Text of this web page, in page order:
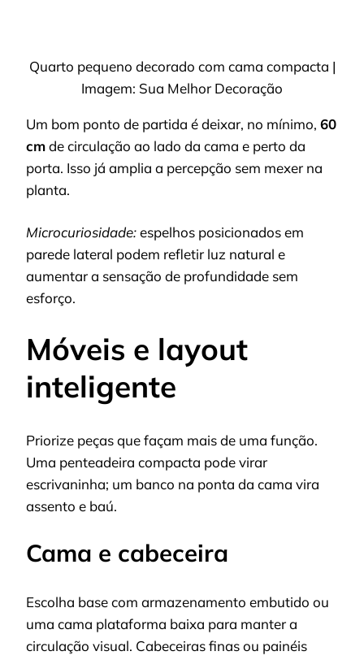
Quarto pequeno decorado com cama compacta |
Imagem: Sua Melhor Decoração
Um bom ponto de partida é deixar, no mínimo, 60
cmde circulação ao lado da cama e perto da
porta. Isso já amplia a percepção sem mexer na
planta.
Microcuriosidade:espelhos posicionados em
parede lateral podem refletir luz natural e
aumentar a sensação de profundidade sem
esforço.
Móveis e layout
inteligente
Priorize peças que façam mais de uma função.
Uma penteadeira compacta pode virar
escrivaninha; um banco na ponta da cama vira
assento e baú.
Cama e cabeceira
Escolha base com armazenamento embutido ou
uma cama plataforma baixa para manter a
circulação visual. Cabeceiras finas ou painéis